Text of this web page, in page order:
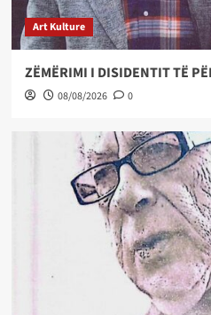
Art Kulture
ZËMËRIMI I DISIDENTIT TË
08/08/2026 0